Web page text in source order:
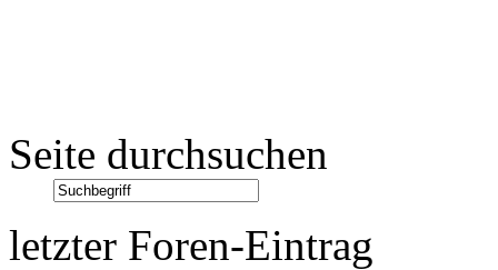
Seite durchsuchen
letzter Foren-Eintrag